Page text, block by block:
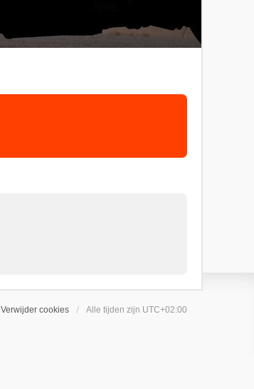
Verwijder cookies Alle tijden zijn UTC+02:00